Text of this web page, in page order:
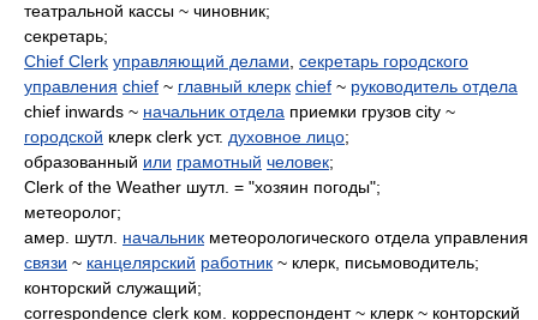
театральной кассы ~ чиновник;
секретарь;
Chief Clerk управляющий делами секретарь городского
управления chief ~ главный клерк chief ~ руководитель отдела
chief inwards ~ начальник отдела приемки грузов city ~
городской клерк clerk уст. духовное лицо;
образованный или грамотный человек;
Clerk of the Weather шутл. = "хозяин погоды";
метеоролог;
амер. шутл. начальник метеорологического отдела управления
связи ~ канцелярский работник ~ клерк, письмоводитель;
конторский служащий;
correspondence clerk ком. корреспондент ~ клерк ~ конторский